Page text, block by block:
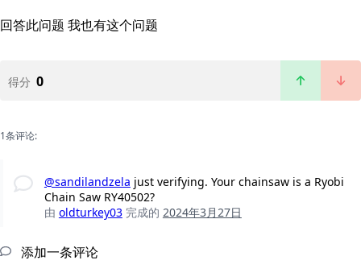
回答此问题 我也有这个问题
得分 0
1条评论:
@sandilandzela just verifying. Your chainsaw is a Ryobi
Chain Saw RY40502?
由 oldturkey03 完成的 2024年3月27日
添加一条评论